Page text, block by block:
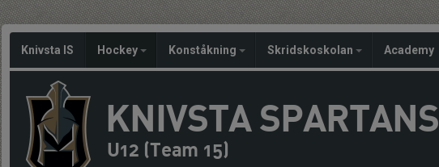
Knivsta IS Hockey Konståkning Skridskoskolan Academy
KNIVSTA SPARTANS
U12 (Team 15)